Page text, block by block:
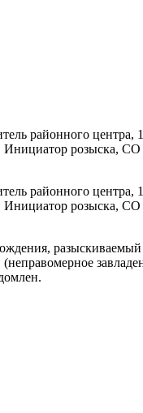
районного центра,
Инициатор
районного центра,
Инициатор